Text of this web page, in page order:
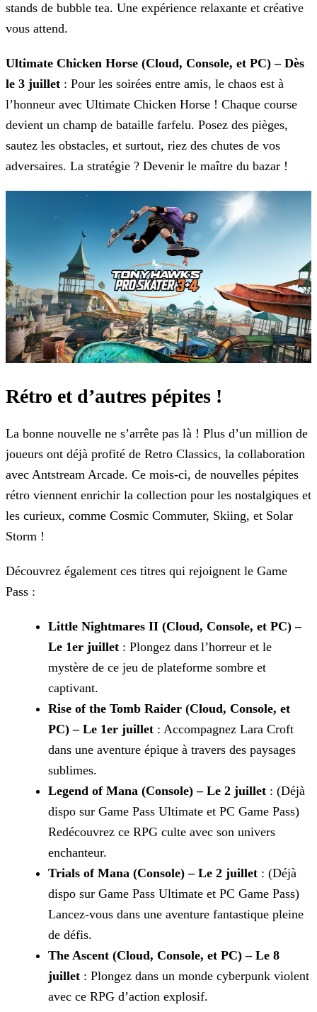
stands de bubble tea. Une expérience relaxante et créative
vous attend.
Ultimate Chicken Horse (Cloud, Console, et PC) – Dès
le 3 juillet : Pour les soirées entre amis, le chaos est à
l’honneur avec Ultimate Chicken Horse ! Chaque course
devient un champ de bataille farfelu. Posez des pièges,
sautez les obstacles, et surtout, riez des chutes de vos
adversaires. La stratégie ? Devenir le maître du bazar !
Rétro et d’autres pépites !
La bonne nouvelle ne s’arrête pas là ! Plus d’un million de
joueurs ont déjà profité de Retro Classics, la collaboration
avec Antstream Arcade. Ce mois-ci, de nouvelles pépites
rétro viennent enrichir la collection pour les nostalgiques et
les curieux, comme Cosmic Commuter, Skiing, et Solar
Storm !
Découvrez également ces titres qui rejoignent le Game
Pass :
Little Nightmares II (Cloud, Console, et PC) –
Le 1er juillet : Plongez dans l’horreur et le
mystère de ce jeu de plateforme sombre et
captivant.
Rise of the Tomb Raider (Cloud, Console, et
PC) – Le 1er juillet : Accompagnez Lara Croft
dans une aventure épique à travers des paysages
sublimes.
Legend of Mana (Console) – Le 2 juillet : (Déjà
dispo sur Game Pass Ultimate et PC Game Pass)
Redécouvrez ce RPG culte avec son univers
enchanteur.
Trials of Mana (Console) – Le 2 juillet : (Déjà
dispo sur Game Pass Ultimate et PC Game Pass)
Lancez-vous dans une aventure fantastique pleine
de défis.
The Ascent (Cloud, Console, et PC) – Le 8
juillet : Plongez dans un monde cyberpunk violent
avec ce RPG d’action explosif.